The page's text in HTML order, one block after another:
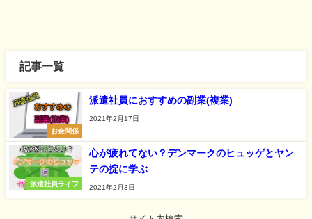
記事一覧
お金関係
派遣社員におすすめの副業(複業)
2021年2月17日
派遣社員ライフ
心が疲れてない？デンマークのヒュッゲとヤン
テの掟に学ぶ
2021年2月3日